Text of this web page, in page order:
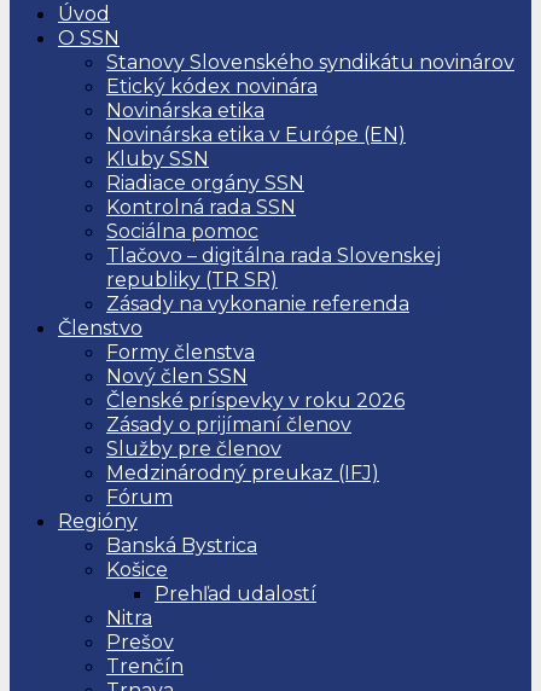
Úvod
O SSN
Stanovy Slovenského syndikátu novinárov
Etický kódex novinára
Novinárska etika
Novinárska etika v Európe (EN)
Kluby SSN
Riadiace orgány SSN
Kontrolná rada SSN
Sociálna pomoc
Tlačovo – digitálna rada Slovenskej
republiky (TR SR)
Zásady na vykonanie referenda
Členstvo
Formy členstva
Nový člen SSN
Členské príspevky v roku 2026
Zásady o prijímaní členov
Služby pre členov
Medzinárodný preukaz (IFJ)
Fórum
Regióny
Banská Bystrica
Košice
Prehľad udalostí
Nitra
Prešov
Trenčín